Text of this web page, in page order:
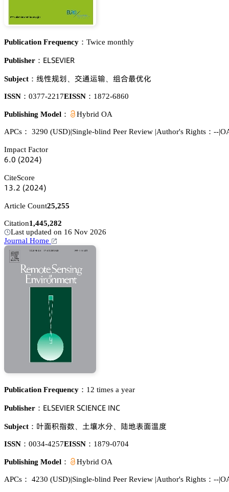
Publication Frequency： Twice monthly
Publisher： 乊欄偌乊妯喊乊葤
Subject： 灦焬䯼蕵 、 母㸰䏒㓸、 帇頵繚懌仃
ISSN： 0377-2217EISSN： 1872-6860
Publishing Model： Hybrid OA
APCs： 3290 (USD)|Single-blind Peer Review |Author's Rights：--|
Impact Factor
炆.蔡 (缗蔡缗鋺)
CiteScore
声杚.缗 (缗蔡缗鋺)
Article Count25,255
Citation1,445,282
Last updated on 16 Nov 2026
Journal Home
Publication Frequency： 12 times a year
Publisher： 乊欄偌乊妯喊乊葤 偌。喊乊沟。乊 喊沟。
Subject： 蚞泴㳖腰㚘 浰梊懎湿 㳻妤朡泴鏾㤹
ISSN： 0034-4257EISSN： 1879-0704
Publishing Model： Hybrid OA
APCs： 4230 (USD)|Single-blind Peer Review |Author's Rights：--|